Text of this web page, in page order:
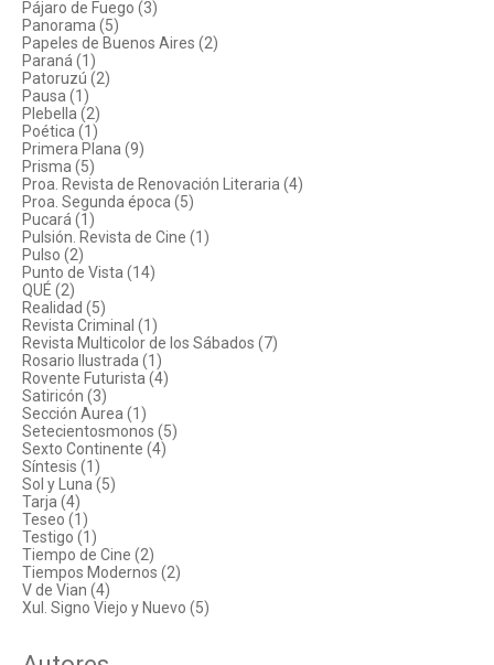
Pájaro de Fuego (3)
Panorama (5)
Papeles de Buenos Aires (2)
Paraná (1)
Patoruzú (2)
Pausa (1)
Plebella (2)
Poética (1)
Primera Plana (9)
Prisma (5)
Proa. Revista de Renovación Literaria (4)
Proa. Segunda época (5)
Pucará (1)
Pulsión. Revista de Cine (1)
Pulso (2)
Punto de Vista (14)
QUÉ (2)
Realidad (5)
Revista Criminal (1)
Revista Multicolor de los Sábados (7)
Rosario Ilustrada (1)
Rovente Futurista (4)
Satiricón (3)
Sección Aurea (1)
Setecientosmonos (5)
Sexto Continente (4)
Síntesis (1)
Sol y Luna (5)
Tarja (4)
Teseo (1)
Testigo (1)
Tiempo de Cine (2)
Tiempos Modernos (2)
V de Vian (4)
Xul. Signo Viejo y Nuevo (5)